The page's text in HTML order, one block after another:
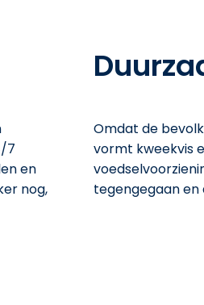
7
en
nog,
Omdat de
vormt kweekvis
tegengegaan en